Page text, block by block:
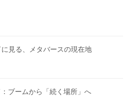
見る、メタバースの現在地
ブームから「続く場所」へ